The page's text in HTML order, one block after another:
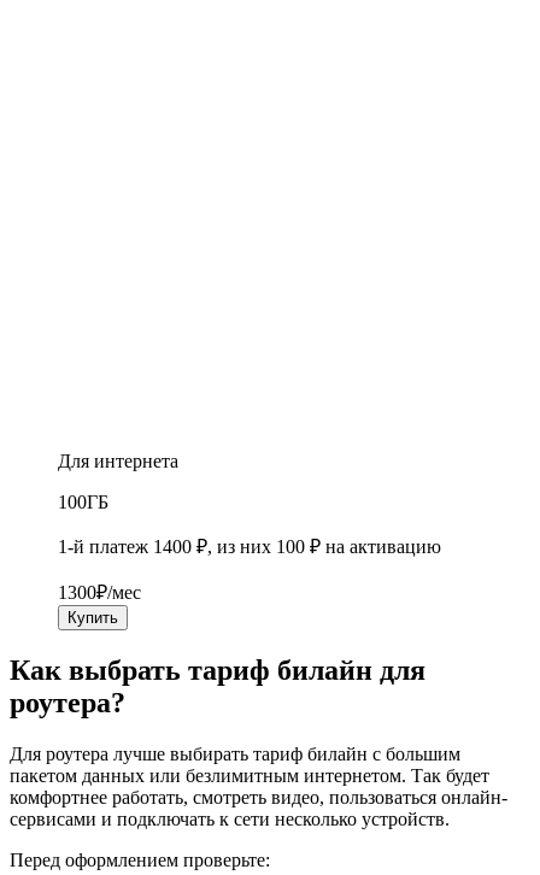
Для интернета
100ГБ
1-й платеж 1400 ₽, из них 100 ₽ на активацию
1300₽/мес
Купить
Как выбрать тариф билайн для
роутера?
Для роутера лучше выбирать тариф билайн с большим
пакетом данных или безлимитным интернетом. Так будет
комфортнее работать, смотреть видео, пользоваться онлайн-
сервисами и подключать к сети несколько устройств.
Перед оформлением проверьте: